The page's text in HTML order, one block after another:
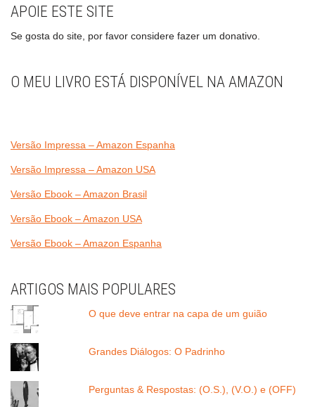
APOIE ESTE SITE
Se gosta do site, por favor considere fazer um donativo.
O MEU LIVRO ESTÁ DISPONÍVEL NA AMAZON
Versão Impressa – Amazon Espanha
Versão Impressa – Amazon USA
Versão Ebook – Amazon Brasil
Versão Ebook – Amazon USA
Versão Ebook – Amazon Espanha
ARTIGOS MAIS POPULARES
O que deve entrar na capa de um guião
Grandes Diálogos: O Padrinho
Perguntas & Respostas: (O.S.), (V.O.) e (OFF)